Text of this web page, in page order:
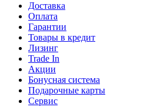
Доставка
Оплата
Гарантии
Товары в кредит
Лизинг
Trade In
Акции
Бонусная система
Подарочные карты
Сервис